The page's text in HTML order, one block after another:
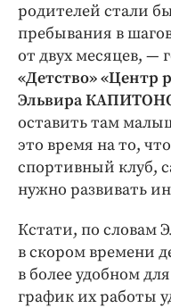
родителей стали
пребывания в
от двух месяцев, —
«Детство» «Центр
Эльвира
оставить там
это время на то,
спортивный клуб,
нужно развивать
Кстати, по словам
в скором времени
в более удобном
график их работы